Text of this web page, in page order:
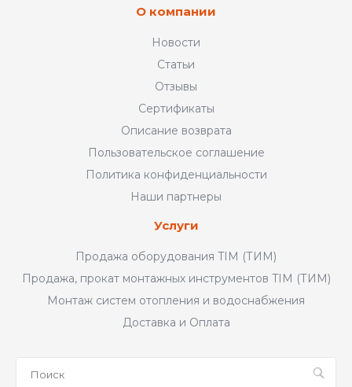
О компании
Новости
Статьи
Отзывы
Сертификаты
Описание возврата
Пользовательское соглашение
Политика конфиденциальности
Наши партнеры
Услуги
Продажа оборудования TIM (ТИМ)
Продажа, прокат монтажных инструментов TIM (ТИМ)
Монтаж систем отопления и водоснабжения
Доставка и Оплата